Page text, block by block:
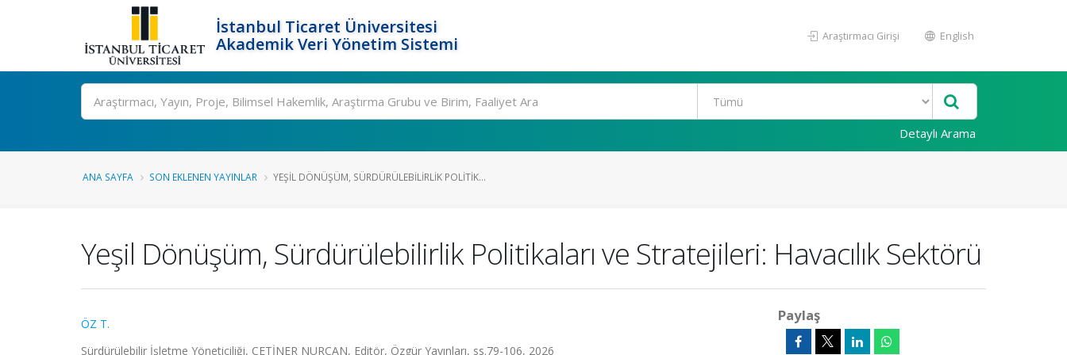
İstanbul Ticaret Üniversitesi
Akademik Veri Yönetim Sistemi
Araştırmacı Girişi English
Ara
Detaylı Arama
ANA SAYFA SON EKLENEN YAYINLAR YEŞIL DÖNÜŞÜM, SÜRDÜRÜLEBILIRLIK POLITIK...
Yeşil Dönüşüm, Sürdürülebilirlik Politikaları ve Stratejileri: Havacılık Sektörü
ÖZ T.
Sürdürülebilir İşletme Yöneticiliği, ÇETİNER NURCAN, Editör, Özgür Yayınları, ss.79-106, 2026
Paylaş